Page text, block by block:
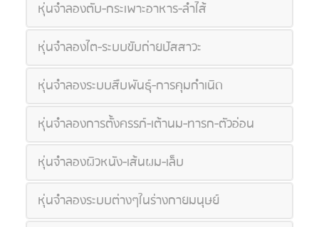
หุ่นจำลองตับ-กระเพาะอาหาร-ลำไส้
หุ่นจำลองไต-ระบบขับถ่ายปัสสาวะ
หุ่นจำลองระบบสืบพันธุ์-การคุมกำเนิด
หุ่นจำลองการตั้งครรภ์-เต้านม-ทารก-ตัวอ่อน
หุ่นจำลองผิวหนัง-เส้นผม-เล็บ
หุ่นจำลองระบบต่างๆในร่างกายมนุษย์